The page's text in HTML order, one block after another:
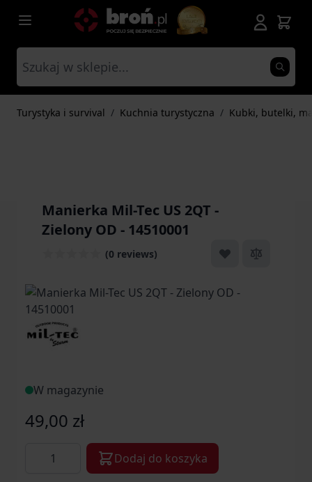
Przejdź do treści
Turystyka i survival / Kuchnia turystyczna / Kubki, butelki,
Manierka Mil-Tec US 2QT -
Zielony OD - 14510001
(0 reviews)
W magazynie
49,00 zł
Dodaj do koszyka